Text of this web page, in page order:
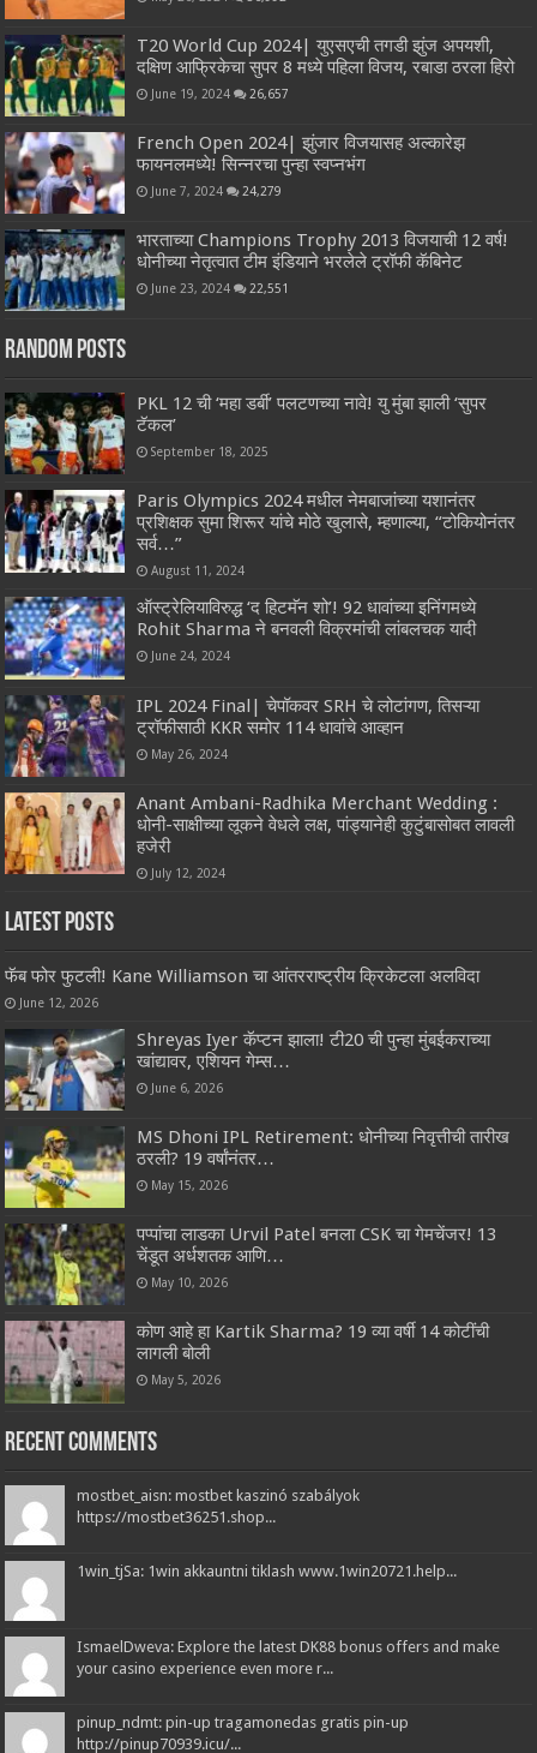
T20 World Cup 2024| युएसएची तगडी झुंज अपयशी,
दक्षिण आफ्रिकेचा सुपर 8 मध्ये पहिला विजय, रबाडा ठरला हिरो
June 19, 2024 26,657
French Open 2024| झुंजार विजयासह अल्कारेझ
फायनलमध्ये! सिन्नरचा पुन्हा स्वप्नभंग
June 7, 2024 24,279
भारताच्या Champions Trophy 2013 विजयाची 12 वर्ष!
धोनीच्या नेतृत्वात टीम इंडियाने भरलेले ट्रॉफी कॅबिनेट
June 23, 2024 22,551
Random Posts
PKL 12 ची ‘महा डर्बी’ पलटणच्या नावे! यु मुंबा झाली ‘सुपर
टॅकल’
September 18, 2025
Paris Olympics 2024 मधील नेमबाजांच्या यशानंतर
प्रशिक्षक सुमा शिरूर यांचे मोठे खुलासे, म्हणाल्या, “टोकियोनंतर
सर्व…”
August 11, 2024
ऑस्ट्रेलियाविरुद्ध ‘द हिटमॅन शो’! 92 धावांच्या इनिंगमध्ये
Rohit Sharma ने बनवली विक्रमांची लांबलचक यादी
June 24, 2024
IPL 2024 Final| चेपॉकवर SRH चे लोटांगण, तिसऱ्या
ट्रॉफीसाठी KKR समोर 114 धावांचे आव्हान
May 26, 2024
Anant Ambani-Radhika Merchant Wedding :
धोनी-साक्षीच्या लूकने वेधले लक्ष, पांड्यानेही कुटुंबासोबत लावली
हजेरी
July 12, 2024
Latest Posts
फॅब फोर फुटली! Kane Williamson चा आंतरराष्ट्रीय क्रिकेटला अलविदा
June 12, 2026
Shreyas Iyer कॅप्टन झाला! टी20 ची पुन्हा मुंबईकराच्या
खांद्यावर, एशियन गेम्स…
June 6, 2026
MS Dhoni IPL Retirement: धोनीच्या निवृत्तीची तारीख
ठरली? 19 वर्षांनंतर…
May 15, 2026
पप्पांचा लाडका Urvil Patel बनला CSK चा गेमचेंजर! 13
चेंडूत अर्धशतक आणि…
May 10, 2026
कोण आहे हा Kartik Sharma? 19 व्या वर्षी 14 कोटींची
लागली बोली
May 5, 2026
Recent Comments
mostbet_aisn: mostbet kaszinó szabályok
https://mostbet36251.shop...
1win_tjSa: 1win akkauntni tiklash www.1win20721.help...
IsmaelDweva: Explore the latest DK88 bonus offers and make
your casino experience even more r...
pinup_ndmt: pin-up tragamonedas gratis pin-up
http://pinup70939.icu/...